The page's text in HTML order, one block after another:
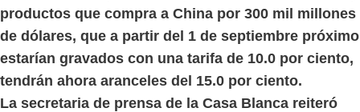
productos que compra a China por 300 mil millones
de dólares, que a partir del 1 de septiembre próximo
estarían gravados con una tarifa de 10.0 por ciento,
tendrán ahora aranceles del 15.0 por ciento.
La secretaria de prensa de la Casa Blanca reiteró